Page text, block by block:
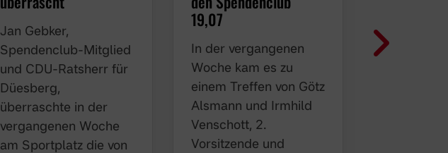
Jan Gebker,
Spendenclub-Mitglied
und CDU-Ratsherr für
Düesberg, überraschte
in der vergangenen
Woche am Sportplatz
die von Daniel
19,07
In der vergangenen
Woche kam es zu
einem Treffen von Götz
Alsmann und Irmhild
Venschott, 2.
Vorsitzende und
Borussen-